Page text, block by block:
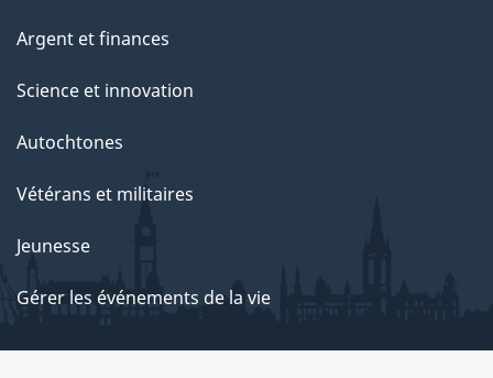
Argent et finances
Science et innovation
Autochtones
Vétérans et militaires
Jeunesse
Gérer les événements de la vie